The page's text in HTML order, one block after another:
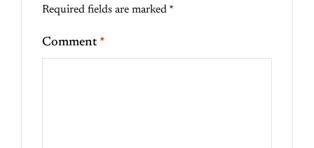
Required fields are marked *
Comment *